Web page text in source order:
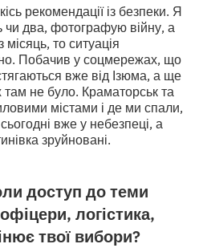
рекомендації із безпеки. Я
два, фотографую війну, а
то ситуація
Побачив у соцмережах, що
вже від Ізюма, а ще
там не було. Краматорськ та
містами і де ми спали,
вже у небезпеці, а
зруйновані.
доступ до теми
логістика,
твої вибори?